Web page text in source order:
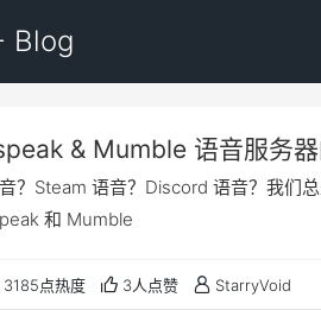
Blog
& Mumble 语音服务
？Steam 语音？Discord 语音？我们
和 Mumble
3185点热度 3人点赞 StarryVoid